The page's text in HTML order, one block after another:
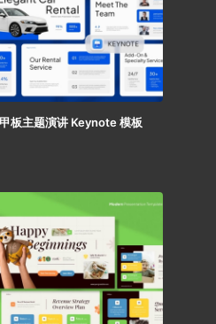
板主题演讲 Keynote 模板